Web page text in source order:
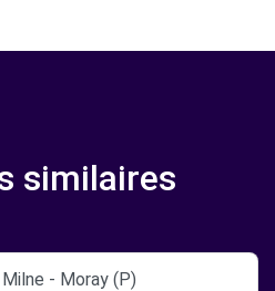
similaires
- Moray (P)